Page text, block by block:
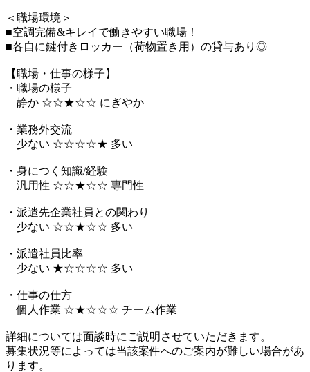
＜職場環境＞
■空調完備&キレイで働きやすい職場！
■各自に鍵付きロッカー（荷物置き用）の貸与あり◎
【職場・仕事の様子】
・職場の様子
静か ☆☆★☆☆ にぎやか
・業務外交流
少ない ☆☆☆☆★ 多い
・身につく知識/経験
汎用性 ☆☆★☆☆ 専門性
・派遣先企業社員との関わり
少ない ☆☆★☆☆ 多い
・派遣社員比率
少ない ★☆☆☆☆ 多い
・仕事の仕方
個人作業 ☆★☆☆☆ チーム作業
詳細については面談時にご説明させていただきます。
募集状況等によっては当該案件へのご案内が難しい場合があ
ります。